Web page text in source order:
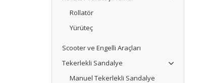
Rollatör
Yürüteç
Scooter ve Engelli Araçları
Tekerlekli Sandalye
Manuel Tekerlekli Sandalye